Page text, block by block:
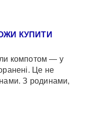
КУПИТИ
компотом — у
Це не
З родинами,